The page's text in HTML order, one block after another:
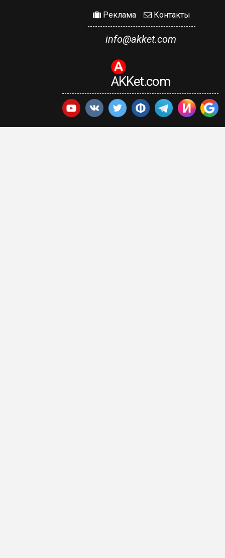
Реклама Контакты
info@akket.com
AKKet.com